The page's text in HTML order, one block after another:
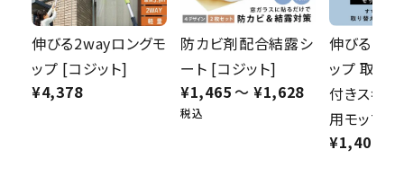
伸びる2wayロングモ
ップ [コジット]
¥4,378
防カビ剤配合結露シ
ート [コジット]
¥1,465〜 ¥1,628
税込
伸びる
ップ 取替
付きスキ
用モップ [
¥1,408